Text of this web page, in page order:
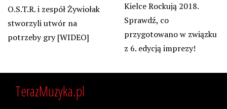
O.S.T.R. i zespół Żywiołak
stworzyli utwór na
potrzeby gry [WIDEO]
Kielce Rockują 2018.
Sprawdź, co
przygotowano w związku
z 6. edycją imprezy!
TerazMuzyka.pl